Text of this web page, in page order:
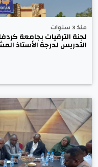
منذ 3 سنوات
التدريس لدرجة الأستاذ